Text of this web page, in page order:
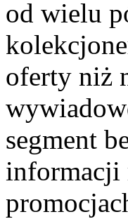
od wielu
oferty niż
segment
informacji